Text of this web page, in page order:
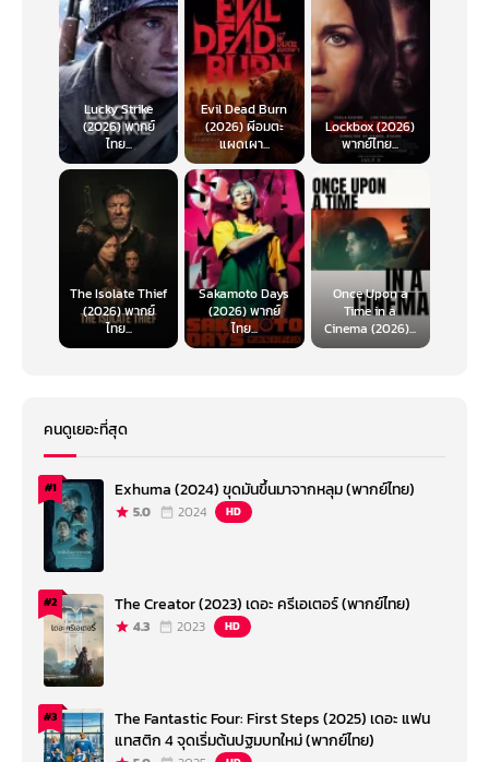
Lucky Strike
(2026) พากย์
ไทย...
Evil Dead Burn
(2026) ผีอมตะ
แผดเผา...
Lockbox (2026)
พากย์ไทย...
The Isolate Thief
(2026) พากย์
ไทย...
Sakamoto Days
(2026) พากย์
ไทย...
Once Upon a
Time in a
Cinema (2026)...
คนดูเยอะที่สุด
#1 Exhuma (2024) ขุดมันขึ้นมาจากหลุม (พากย์ไทย)
5.0 2024 HD
#2 The Creator (2023) เดอะ ครีเอเตอร์ (พากย์ไทย)
4.3 2023 HD
#3
The Fantastic Four: First Steps (2025) เดอะ แฟน
แทสติก 4 จุดเริ่มต้นปฐมบทใหม่ (พากย์ไทย)